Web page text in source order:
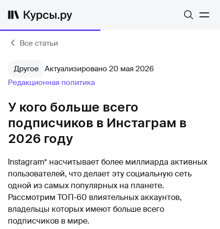
Все статьи
Другое Актуализировано 20 мая 2026
Редакционная политика
У кого больше всего
подписчиков в Инстаграм в
2026 году
Instagram* насчитывает более миллиарда активных
пользователей, что делает эту социальную сеть
одной из самых популярных на планете.
Рассмотрим ТОП-60 влиятельных аккаунтов,
владельцы которых имеют больше всего
подписчиков в мире.